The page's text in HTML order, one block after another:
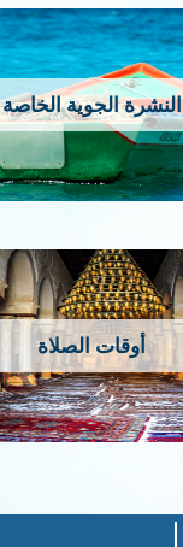
النشرة الجوية الخاصة
أوقات الصلاة